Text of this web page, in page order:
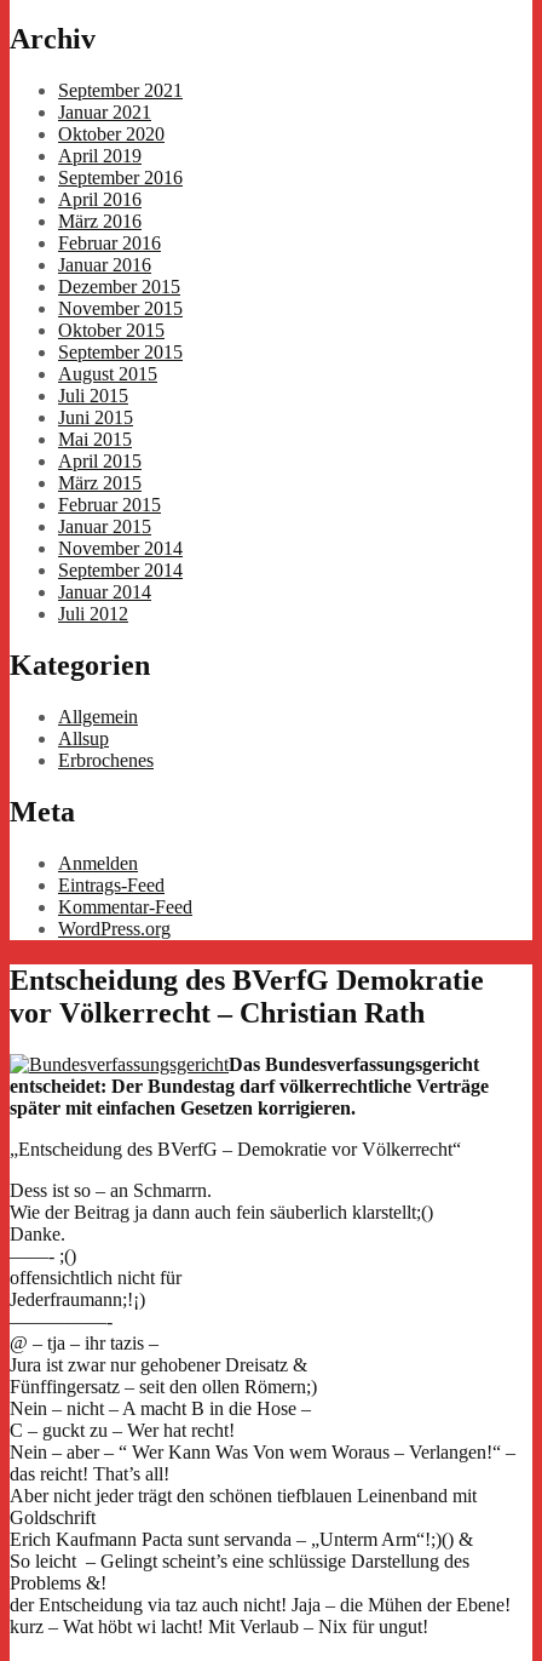
Archiv
September 2021
Januar 2021
Oktober 2020
April 2019
September 2016
April 2016
März 2016
Februar 2016
Januar 2016
Dezember 2015
November 2015
Oktober 2015
September 2015
August 2015
Juli 2015
Juni 2015
Mai 2015
April 2015
März 2015
Februar 2015
Januar 2015
November 2014
September 2014
Januar 2014
Juli 2012
Kategorien
Allgemein
Allsup
Erbrochenes
Meta
Anmelden
Eintrags-Feed
Kommentar-Feed
WordPress.org
Entscheidung des BVerfG Demokratie
vor Völkerrecht – Christian Rath
Das Bundesverfassungsgericht
entscheidet: Der Bundestag darf völkerrechtliche Verträge
später mit einfachen Gesetzen korrigieren.
„Entscheidung des BVerfG – Demokratie vor Völkerrecht“
Dess ist so – an Schmarrn.
Wie der Beitrag ja dann auch fein säuberlich klarstellt;()
Danke.
——- ;()
offensichtlich nicht für
Jederfraumann;!¡)
—————-
@ – tja – ihr tazis –
Jura ist zwar nur gehobener Dreisatz &
Fünffingersatz – seit den ollen Römern;)
Nein – nicht – A macht B in die Hose –
C – guckt zu – Wer hat recht!
Nein – aber – “ Wer Kann Was Von wem Woraus – Verlangen!“ –
das reicht! That’s all!
Aber nicht jeder trägt den schönen tiefblauen Leinenband mit
Goldschrift
Erich Kaufmann Pacta sunt servanda – „Unterm Arm“!;)() &
So leicht – Gelingt scheint’s eine schlüssige Darstellung des
Problems &!
der Entscheidung via taz auch nicht! Jaja – die Mühen der Ebene!
kurz – Wat höbt wi lacht! Mit Verlaub – Nix für ungut!